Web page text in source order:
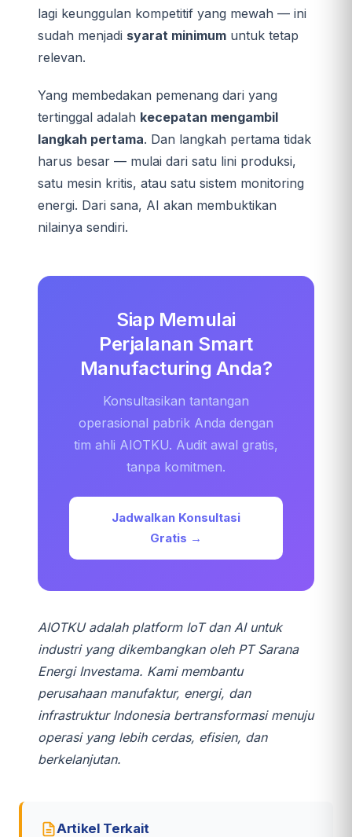
lagi keunggulan kompetitif yang mewah — ini
sudah menjadi syarat minimum untuk tetap
relevan.
Yang membedakan pemenang dari yang
tertinggal adalah kecepatan mengambil
langkah pertama. Dan langkah pertama tidak
harus besar — mulai dari satu lini produksi,
satu mesin kritis, atau satu sistem monitoring
energi. Dari sana, AI akan membuktikan
nilainya sendiri.
Siap Memulai
Perjalanan Smart
Manufacturing Anda?
Konsultasikan tantangan
operasional pabrik Anda dengan
tim ahli AIOTKU. Audit awal gratis,
tanpa komitmen.
Jadwalkan Konsultasi
Gratis →
AIOTKU adalah platform IoT dan AI untuk
industri yang dikembangkan oleh PT Sarana
Energi Investama. Kami membantu
perusahaan manufaktur, energi, dan
infrastruktur Indonesia bertransformasi menuju
operasi yang lebih cerdas, efisien, dan
berkelanjutan.
Artikel Terkait